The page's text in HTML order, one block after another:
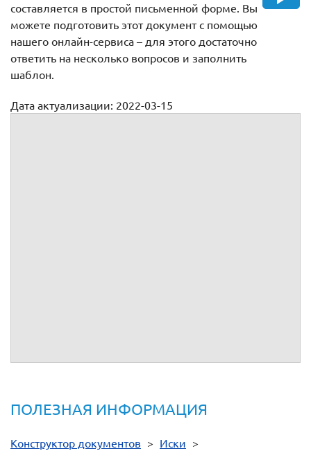
составляется в простой письменной форме. Вы
можете подготовить этот документ с помощью
нашего онлайн-сервиса – для этого достаточно
ответить на несколько вопросов и заполнить
шаблон.
Дата актуализации: 2022-03-15
ПОЛЕЗНАЯ ИНФОРМАЦИЯ
Конструктор документов > Иски >